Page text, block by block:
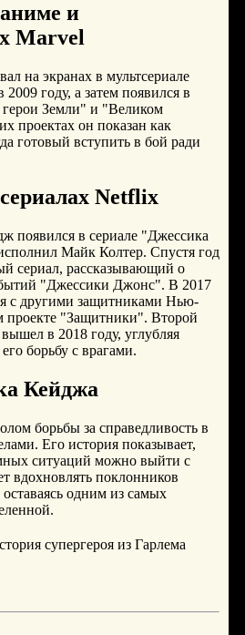
и
Marvel
на экранах в мультсериале
году, а затем появился в
Земли" и "Великом
проектах он показан как
готовый вступить в бой ради
Netflix
появился в сериале "Джессика
Майк Колтер. Спустя год
сериал, рассказывающий о
"Джессики Джонс". В 2017
с другими защитниками Нью-
проекте "Защитники". Второй
в 2018 году, углубляя
борьбу с врагами.
Кейджа
борьбы за справедливость в
Его история показывает,
ситуаций можно выйти с
вдохновлять поклонников
одним из самых